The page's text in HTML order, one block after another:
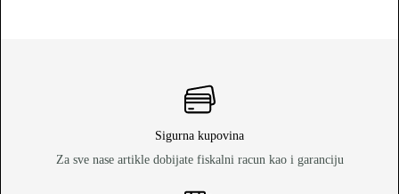
Sigurna kupovina
Za sve nase artikle dobijate fiskalni racun kao i garanciju